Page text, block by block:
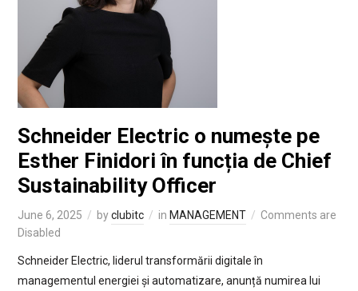
Schneider Electric o numește pe
Esther Finidori în funcția de Chief
Sustainability Officer
June 6, 2025 byclubitc in MANAGEMENT
Comments are
Disabled
Schneider Electric, liderul transformării digitale în
managementul energiei și automatizare, anunță numirea lui